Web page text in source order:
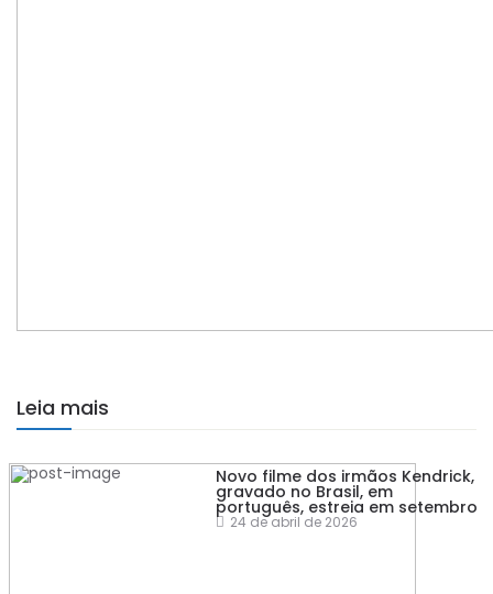
Leia mais
Novo filme dos irmãos Kendrick,
gravado no Brasil, em
português, estreia em setembro
24 de abril de 2026